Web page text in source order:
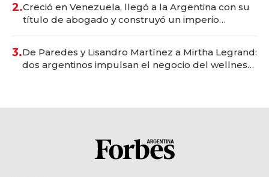
2.Creció en Venezuela, llegó a la Argentina con su
título de abogado y construyó un imperio
3.De Paredes y Lisandro Martínez a Mirtha Legrand:
dos argentinos impulsan el negocio del wellness